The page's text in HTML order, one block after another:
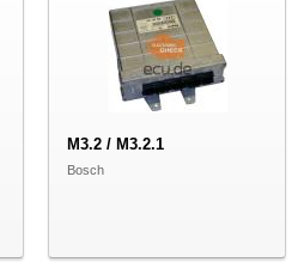
M3.2 / M3.2.1
Bosch